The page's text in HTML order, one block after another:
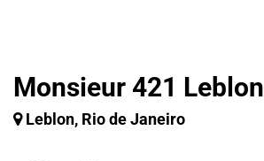
Monsieur 421 Leblon
Leblon, Rio de Janeiro